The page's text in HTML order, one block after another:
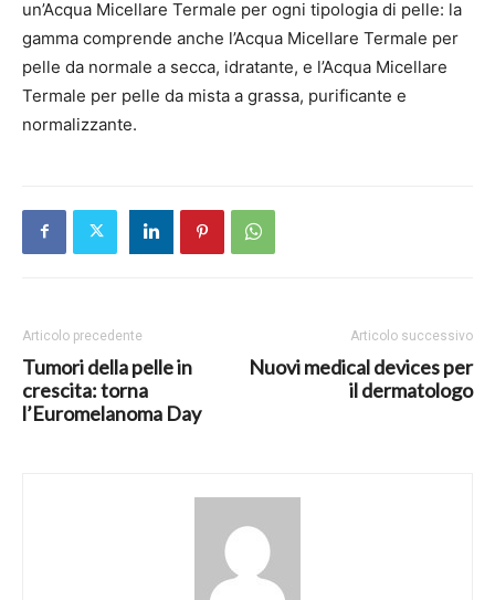
un’Acqua Micellare Termale per ogni tipologia di pelle: la
gamma comprende anche l’Acqua Micellare Termale per
pelle da normale a secca, idratante, e l’Acqua Micellare
Termale per pelle da mista a grassa, purificante e
normalizzante.
Articolo precedente
Tumori della pelle in
crescita: torna
l’Euromelanoma Day
Articolo successivo
Nuovi medical devices per
il dermatologo